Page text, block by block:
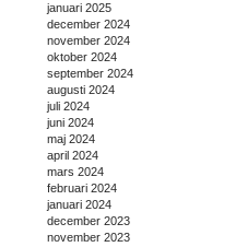
januari 2025
december 2024
november 2024
oktober 2024
september 2024
augusti 2024
juli 2024
juni 2024
maj 2024
april 2024
mars 2024
februari 2024
januari 2024
december 2023
november 2023